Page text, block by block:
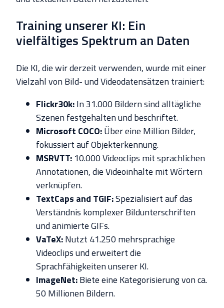
Training unserer KI: Ein
vielfältiges Spektrum an Daten
Die KI, die wir derzeit verwenden, wurde mit einer
Vielzahl von Bild- und Videodatensätzen trainiert:
Flickr30k:In 31.000 Bildern sind alltägliche
Szenen festgehalten und beschriftet.
Microsoft COCO:Über eine Million Bilder,
fokussiert auf Objekterkennung.
MSRVTT: 10.000 Videoclips mit sprachlichen
Annotationen, die Videoinhalte mit Wörtern
verknüpfen.
TextCaps and TGIF:Spezialisiert auf das
Verständnis komplexer Bildunterschriften
und animierte GIFs.
VaTeX:Nutzt 41.250 mehrsprachige
Videoclips und erweitert die
Sprachfähigkeiten unserer KI.
ImageNet:Biete eine Kategorisierung von ca.
50 Millionen Bildern.